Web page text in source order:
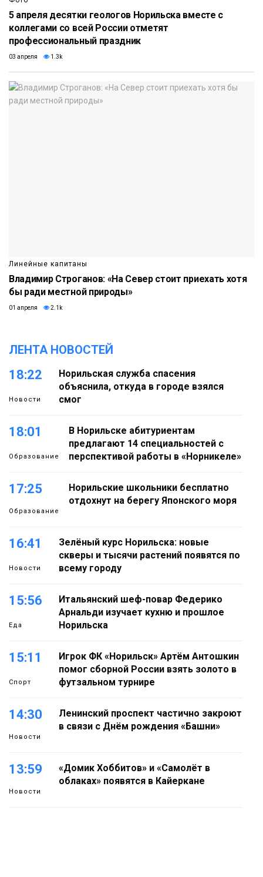
5 апреля десятки геологов Норильска вместе с
коллегами со всей России отметят
профессиональный праздник
03 апреля 1.3k
Линейные капитаны
Владимир Строганов: «На Север стоит приехать хотя
бы ради местной природы»
01 апреля 2.1k
ЛЕНТА НОВОСТЕЙ
18:22
Новости
Норильская служба спасения
объяснила, откуда в городе взялся
смог
18:01
Образование
В Норильске абитуриентам
предлагают 14 специальностей с
перспективой работы в «Норникеле»
17:25
Образование
Норильские школьники бесплатно
отдохнут на берегу Японского моря
16:41
Новости
Зелёный курс Норильска: новые
скверы и тысячи растений появятся по
всему городу
15:56
Еда
Итальянский шеф-повар Федерико
Арнальди изучает кухню и прошлое
Норильска
15:11
Спорт
Игрок ФК «Норильск» Артём Антошкин
помог сборной России взять золото в
футзальном турнире
14:30
Новости
Ленинский проспект частично закроют
в связи с Днём рождения «Башни»
13:59
Новости
«Домик Хоббитов» и «Самолёт в
облаках» появятся в Кайеркане